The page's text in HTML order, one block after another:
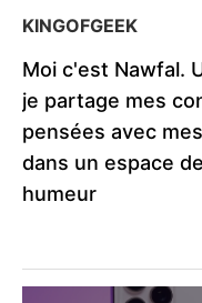
KINGOFGEEK
Moi c'est Nawfal.
je partage mes
pensées avec
dans un espace
humeur